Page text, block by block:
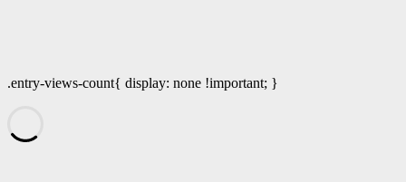
.entry-views-count{ display: none !important; }